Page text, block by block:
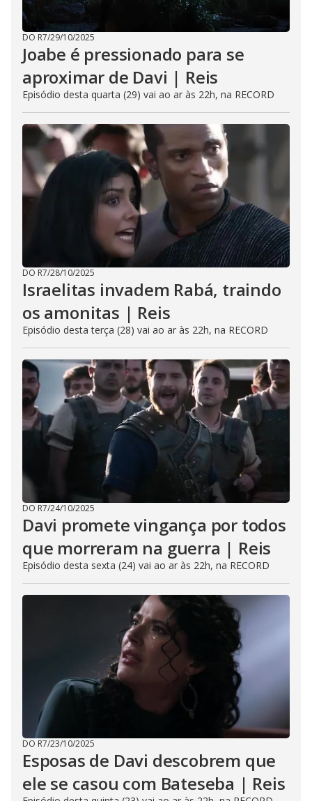
DO R7/29/10/2025
Joabe é pressionado para se
aproximar de Davi | Reis
Episódio desta quarta (29) vai ao ar às 22h, na RECORD
DO R7/28/10/2025
Israelitas invadem Rabá, traindo
os amonitas | Reis
Episódio desta terça (28) vai ao ar às 22h, na RECORD
DO R7/24/10/2025
Davi promete vingança por todos
que morreram na guerra | Reis
Episódio desta sexta (24) vai ao ar às 22h, na RECORD
DO R7/23/10/2025
Esposas de Davi descobrem que
ele se casou com Bateseba | Reis